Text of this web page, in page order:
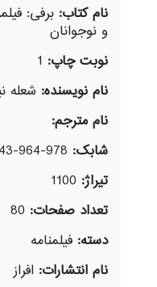
نام کتاب: برفی:
و نوجوانان
نوبت چاپ: 1
نام نویسنده: شعله‌
نام مترجم:
شابک: 978-964-243-165-6
تیراژ: 1100
تعداد صفحات: 80
دسته: فيلمنامه
نام انتشارات: افراز